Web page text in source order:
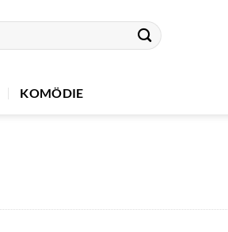
KOMÖDIE